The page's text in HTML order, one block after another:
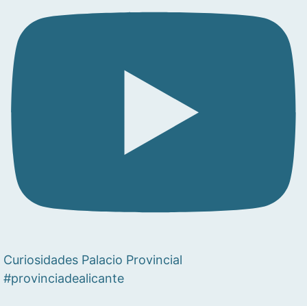
Curiosidades Palacio Provincial
#provinciadealicante